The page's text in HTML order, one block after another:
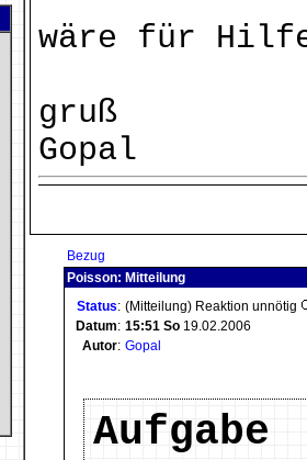
wäre für
gruß
Gopal
Bezug
Poisson: Mitteilung
Status: (Mitteilung) Reaktion unnötig
Datum: 15:51 So 19.02.2006
Autor: Gopal
Aufgabe